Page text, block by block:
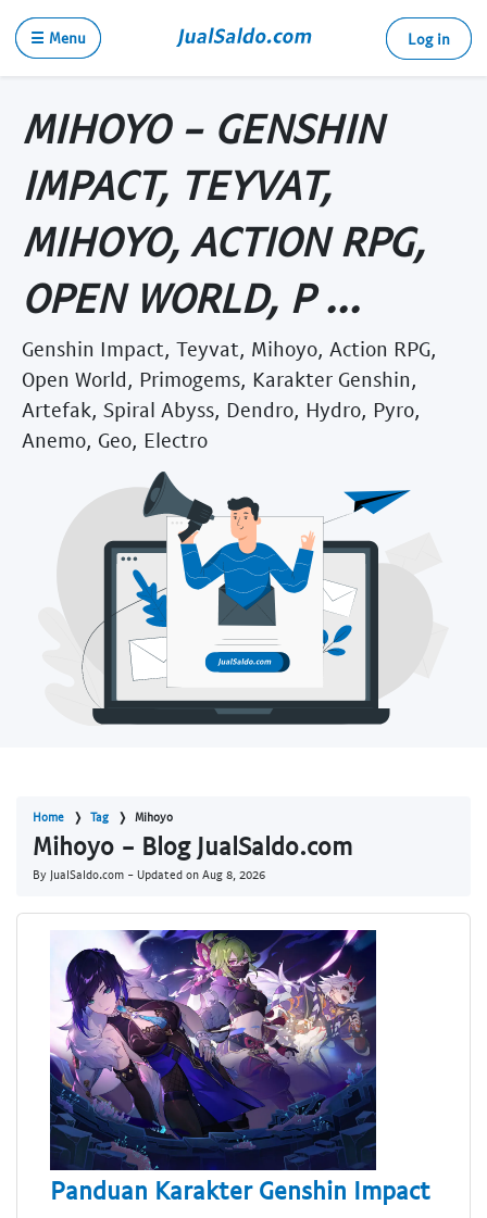
☰ Menu Log in
MIHOYO - GENSHIN
IMPACT, TEYVAT,
MIHOYO, ACTION RPG,
OPEN WORLD, P ...
Genshin Impact, Teyvat, Mihoyo, Action RPG,
Open World, Primogems, Karakter Genshin,
Artefak, Spiral Abyss, Dendro, Hydro, Pyro,
Anemo, Geo, Electro
Home Tag Mihoyo
Mihoyo - Blog JualSaldo.com
By JualSaldo.com - Updated on Aug 8, 2026
Panduan Karakter Genshin Impact